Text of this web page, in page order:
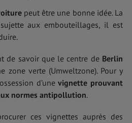
peut être une bonne idée. La
aux embouteillages, il est
de savoir que le centre de Berlin
zone verte (Umweltzone). Pour y
d’unevignette prouvant
normes antipollution.
ces vignettes auprès des